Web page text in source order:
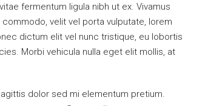
fermentum ligula nibh ut ex. Vivamus
velit vel porta vulputate, lorem
dictum elit vel nunc tristique, eu lobortis
Morbi vehicula nulla eget elit mollis, at
dolor sed mi elementum pretium.